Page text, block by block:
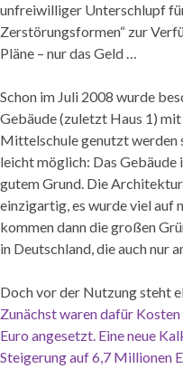
unfreiwilliger Unterschlupf
Zerstörungsformen“ zur
Pläne – nur das Geld …
Schon im Juli 2008 wurde
Gebäude (zuletzt Haus 1)
Mittelschule genutzt werden
leicht möglich: Das
gutem Grund. Die
einzigartig, es wurde viel auf
kommen dann die großen
in Deutschland, die auch nur
Doch vor der Nutzung steht
Zunächst waren dafür
Euro angesetzt. Eine neue
Steigerung auf 6,7 Millionen